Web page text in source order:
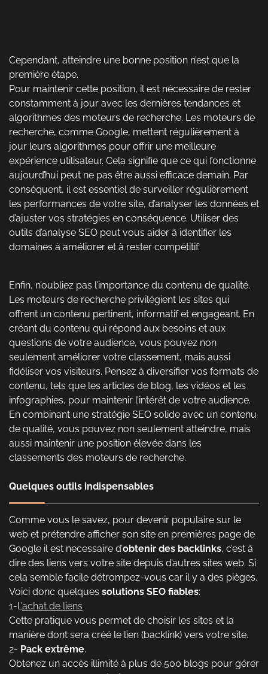
Cependant, atteindre une bonne position n’est que la
première étape.
Pour maintenir cette position, il est nécessaire de rester
constamment à jour avec les dernières tendances et
algorithmes des moteurs de recherche. Les moteurs de
recherche, comme Google, mettent régulièrement à
jour leurs algorithmes pour offrir une meilleure
expérience utilisateur. Cela signifie que ce qui fonctionne
aujourd’hui peut ne pas être aussi efficace demain. Par
conséquent, il est essentiel de surveiller régulièrement
les performances de votre site, d’analyser les données et
d’ajuster vos stratégies en conséquence. Utiliser des
outils d’analyse SEO peut vous aider à identifier les
domaines à améliorer et à rester compétitif.
Enfin, n’oubliez pas l’importance du contenu de qualité.
Les moteurs de recherche privilégient les sites qui
offrent un contenu pertinent, informatif et engageant. En
créant du contenu qui répond aux besoins et aux
questions de votre audience, vous pouvez non
seulement améliorer votre classement, mais aussi
fidéliser vos visiteurs. Pensez à diversifier vos formats de
contenu, tels que les articles de blog, les vidéos et les
infographies, pour maintenir l’intérêt de votre audience.
En combinant une stratégie SEO solide avec un contenu
de qualité, vous pouvez non seulement atteindre, mais
aussi maintenir une position élevée dans les
classements des moteurs de recherche.
Quelques outils indispensables
Comme vous le savez, pour devenir populaire sur le
web et prétendre afficher son site en premières page de
Google il est necessaire d’obtenir des backlinks, c’est à
dire des liens vers votre site depuis d’autres sites web. Si
cela semble facile détrompez-vous car il y a des pièges.
Voici donc quelques solutions SEO fiables:
1-L’achat de liens
Cette pratique vous permet de choisir les sites et la
manière dont sera créé le lien (backlink) vers votre site.
2- Pack extrême.
Obtenez un accès illimité à plus de 500 blogs pour gérer